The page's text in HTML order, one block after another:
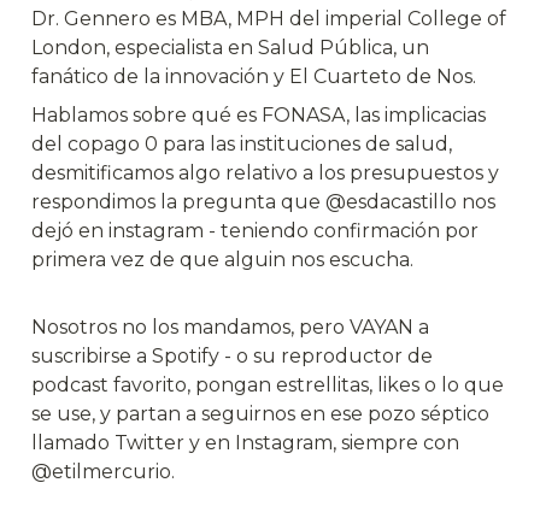
Dr. Gennero es MBA, MPH del imperial College of
London, especialista en Salud Pública, un
fanático de la innovación y El Cuarteto de Nos.
Hablamos sobre qué es FONASA, las implicacias
del copago 0 para las instituciones de salud,
desmitificamos algo relativo a los presupuestos y
respondimos la pregunta que @esdacastillo nos
dejó en instagram - teniendo confirmación por
primera vez de que alguin nos escucha.
Nosotros no los mandamos, pero VAYAN a
suscribirse a Spotify - o su reproductor de
podcast favorito, pongan estrellitas, likes o lo que
se use, y partan a seguirnos en ese pozo séptico
llamado Twitter y en Instagram, siempre con
@etilmercurio.